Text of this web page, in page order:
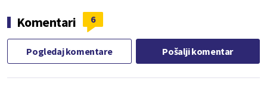
Komentari 6
Pogledaj komentare Pošalji komentar